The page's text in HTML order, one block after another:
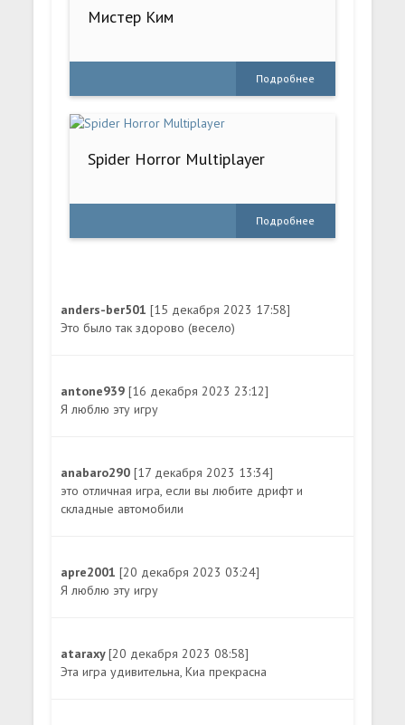
Мистер Ким
Подробнее
Spider Horror Multiplayer
Подробнее
anders-ber501[15 декабря 2023 17:58]
Это было так здорово (весело)
antone939[16 декабря 2023 23:12]
Я люблю эту игру
anabaro290[17 декабря 2023 13:34]
это отличная игра, если вы любите дрифт и
складные автомобили
apre2001[20 декабря 2023 03:24]
Я люблю эту игру
ataraxy[20 декабря 2023 08:58]
Эта игра удивительна, Киа прекрасна